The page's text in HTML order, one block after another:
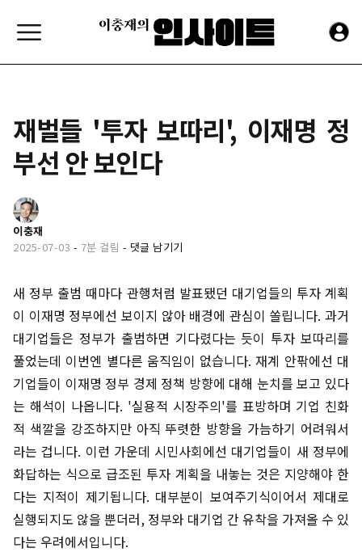
재벌들 '투자 보따리', 이재명 정
부선 안 보인다
이충재
2025-07-03 - 7분 걸림 - 댓글 남기기
새 정부 출범 때마다 관행처럼 발표됐던 대기업들의 투자 계획
이 이재명 정부에선 보이지 않아 배경에 관심이 쏠립니다. 과거
대기업들은 정부가 출범하면 기다렸다는 듯이 투자 보따리를
풀었는데 이번엔 별다른 움직임이 없습니다. 재계 안팎에선 대
기업들이 이재명 정부 경제 정책 방향에 대해 눈치를 보고 있다
는 해석이 나옵니다. '실용적 시장주의'를 표방하며 기업 친화
적 색깔을 강조하지만 아직 뚜렷한 방향을 가늠하기 어려워서
라는 겁니다. 이런 가운데 시민사회에선 대기업들이 새 정부에
화답하는 식으로 급조된 투자 계획을 내놓는 것은 지양해야 한
다는 지적이 제기됩니다. 대부분이 보여주기식이어서 제대로
실행되지도 않을 뿐더러, 정부와 대기업 간 유착을 가져올 수 있
다는 우려에서입니다.